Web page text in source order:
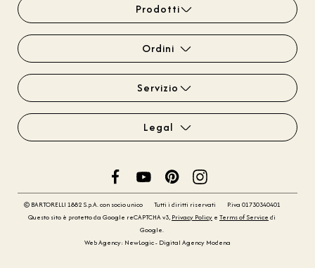
Prodotti
Ordini
Servizio
Legal
© BARTORELLI 1882 S.p.A. con socio unico Tutti i diritti riservati
P.iva 01730340401
Questo sito è protetto da Google reCAPTCHA v3, Privacy Policy e Terms of Service di
Google.
Web Agency: NewLogic - Digital Agency Modena